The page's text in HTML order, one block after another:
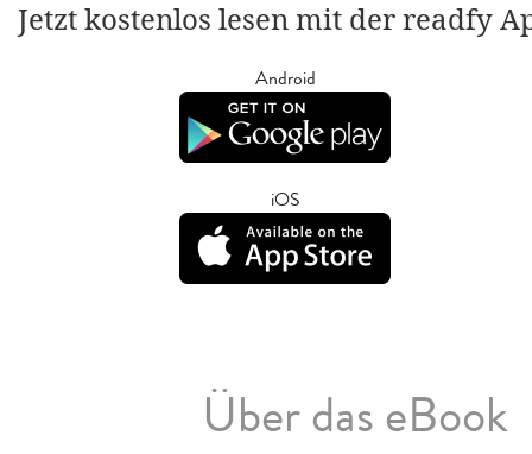
Jetzt kostenlos lesen mit der readfy
Android
iOS
Über das eBook